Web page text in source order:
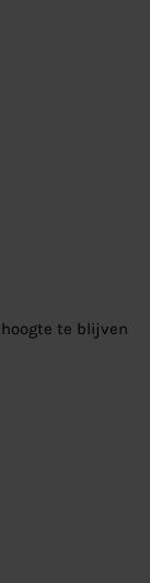
te blijven